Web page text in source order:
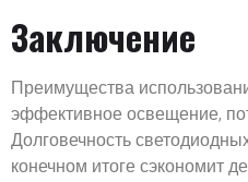
Заключение
Преимущества
эффективное освещение,
Долговечность
конечном итоге сэкономит